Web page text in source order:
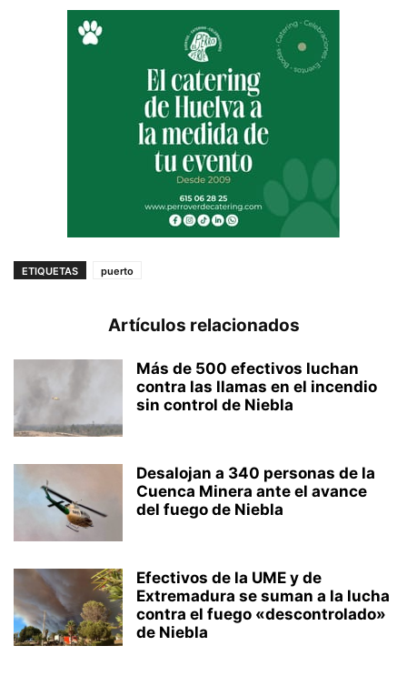
ETIQUETAS puerto
Artículos relacionados
Más de 500 efectivos luchan
contra las llamas en el incendio
sin control de Niebla
Desalojan a 340 personas de la
Cuenca Minera ante el avance
del fuego de Niebla
Efectivos de la UME y de
Extremadura se suman a la lucha
contra el fuego «descontrolado»
de Niebla